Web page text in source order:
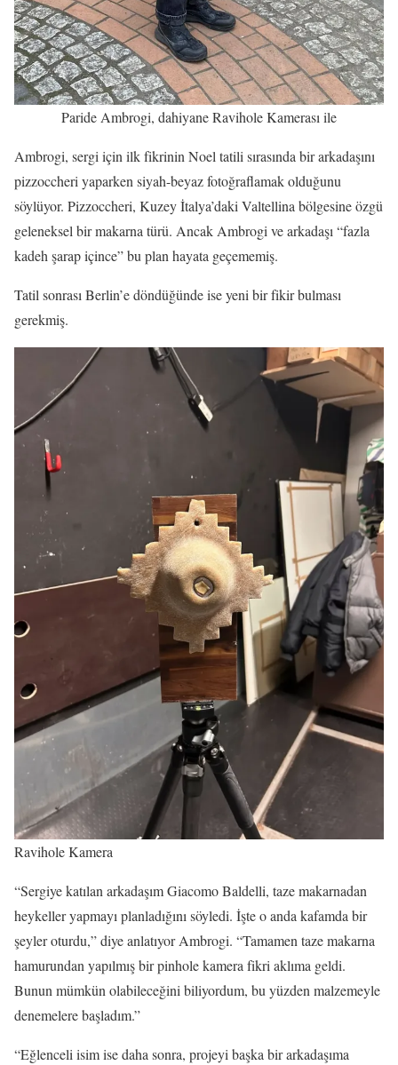
Paride Ambrogi, dahiyane Ravihole Kamerası ile
Ambrogi, sergi için ilk fikrinin Noel tatili sırasında bir arkadaşını
pizzoccheri yaparken siyah-beyaz fotoğraflamak olduğunu
söylüyor. Pizzoccheri, Kuzey İtalya’daki Valtellina bölgesine özgü
geleneksel bir makarna türü. Ancak Ambrogi ve arkadaşı “fazla
kadeh şarap içince” bu plan hayata geçememiş.
Tatil sonrası Berlin’e döndüğünde ise yeni bir fikir bulması
gerekmiş.
Ravihole Kamera
“Sergiye katılan arkadaşım Giacomo Baldelli, taze makarnadan
heykeller yapmayı planladığını söyledi. İşte o anda kafamda bir
şeyler oturdu,” diye anlatıyor Ambrogi. “Tamamen taze makarna
hamurundan yapılmış bir pinhole kamera fikri aklıma geldi.
Bunun mümkün olabileceğini biliyordum, bu yüzden malzemeyle
denemelere başladım.”
“Eğlenceli isim ise daha sonra, projeyi başka bir arkadaşıma